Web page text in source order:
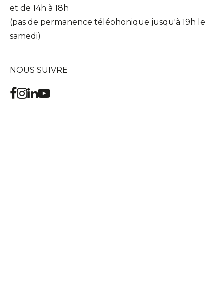
et de 14h à 18h
(pas de permanence téléphonique jusqu'à 19h le
samedi)
NOUS SUIVRE